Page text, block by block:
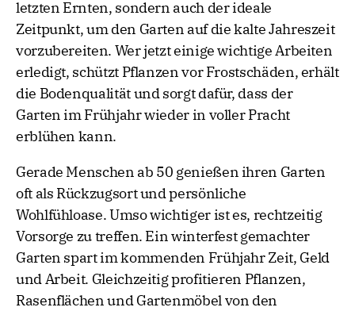
letzten Ernten, sondern auch der ideale
Zeitpunkt, um den Garten auf die kalte Jahreszeit
vorzubereiten. Wer jetzt einige wichtige Arbeiten
erledigt, schützt Pflanzen vor Frostschäden, erhält
die Bodenqualität und sorgt dafür, dass der
Garten im Frühjahr wieder in voller Pracht
erblühen kann.
Gerade Menschen ab 50 genießen ihren Garten
oft als Rückzugsort und persönliche
Wohlfühloase. Umso wichtiger ist es, rechtzeitig
Vorsorge zu treffen. Ein winterfest gemachter
Garten spart im kommenden Frühjahr Zeit, Geld
und Arbeit. Gleichzeitig profitieren Pflanzen,
Rasenflächen und Gartenmöbel von den